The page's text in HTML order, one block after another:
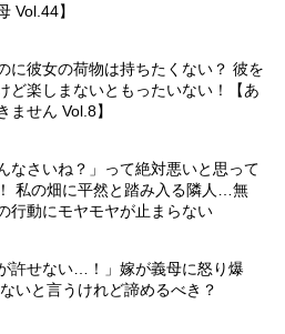
Vol.44】
に彼女の荷物は持ちたくない？ 彼を
ど楽しまないともったいない！【あ
ません Vol.8】
なさいね？」って絶対悪いと思って
私の畑に平然と踏み入る隣人…無
行動にモヤモヤが止まらない
許せない…！」嫁が義母に怒り爆
いと言うけれど諦めるべき？